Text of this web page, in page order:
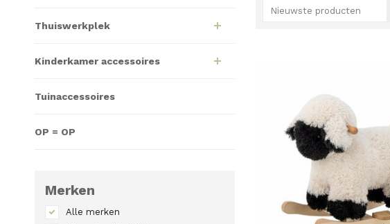
Thuiswerkplek
Kinderkamer accessoires
Tuinaccessoires
OP = OP
Merken
Alle merken
Nieuwste producten